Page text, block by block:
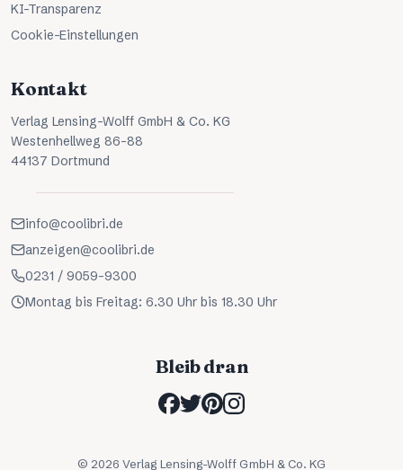
KI-Transparenz
Cookie-Einstellungen
Kontakt
Verlag Lensing-Wolff GmbH & Co. KG
Westenhellweg 86-88
44137 Dortmund
info@coolibri.de
anzeigen@coolibri.de
0231 / 9059-9300
Montag bis Freitag: 6.30 Uhr bis 18.30 Uhr
Bleib dran
© 2026 Verlag Lensing-Wolff GmbH & Co. KG